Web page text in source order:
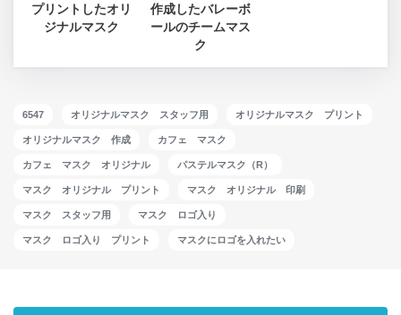
プリントしたオリ
ジナルマスク
作成したバレーボ
ールのチームマス
ク
6547 オリジナルマスク スタッフ用 オリジナルマスク プリント
オリジナルマスク 作成 カフェ マスク
カフェ マスク オリジナル パステルマスク（R）
マスク オリジナル プリント マスク オリジナル 印刷
マスク スタッフ用 マスク ロゴ入り
マスク ロゴ入り プリント マスクにロゴを入れたい